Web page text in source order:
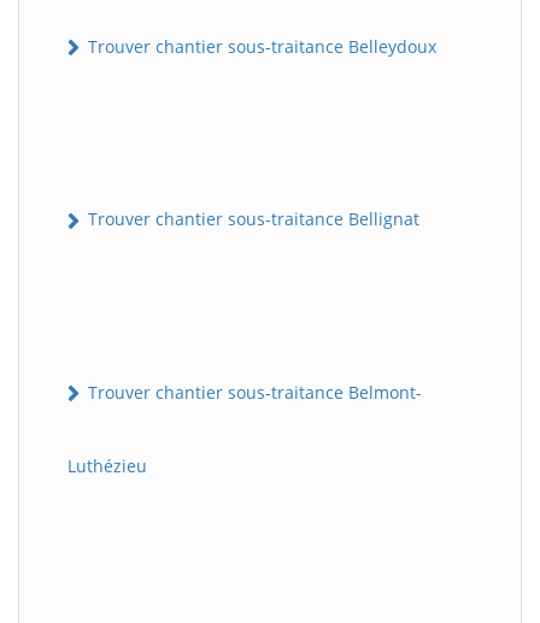
Trouver chantier sous-traitance Belleydoux
Trouver chantier sous-traitance Bellignat
Trouver chantier sous-traitance Belmont-
Luthézieu